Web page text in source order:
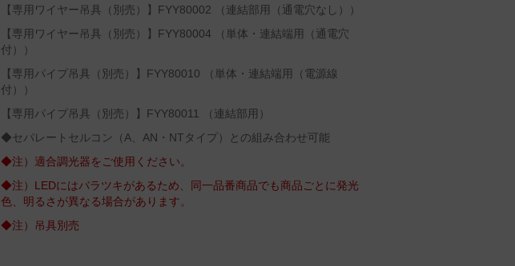
【専用ワイヤー吊具（別売）】FYY80002 （連結部用（通電穴なし））
【専用ワイヤー吊具（別売）】FYY80004 （単体・連結端用（通電穴
付））
【専用パイプ吊具（別売）】FYY80010 （単体・連結端用（電源線
付））
【専用パイプ吊具（別売）】FYY80011 （連結部用）
◆セパレートセルコン（A、AN・NTタイプ）との組み合わせ可能
◆注）適合調光器をご使用ください。
◆注）LEDにはバラツキがあるため、同一品番商品でも商品ごとに発光
色、明るさが異なる場合があります。
◆注）吊具別売